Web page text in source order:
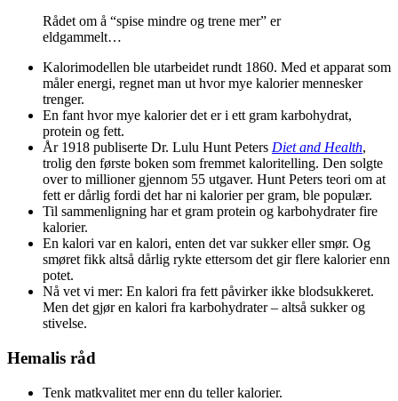
Rådet om å “spise mindre og trene mer” er
eldgammelt…
Kalorimodellen ble utarbeidet rundt 1860. Med et apparat som
måler energi, regnet man ut hvor mye kalorier mennesker
trenger.
En fant hvor mye kalorier det er i ett gram karbohydrat,
protein og fett.
År 1918 publiserte Dr. Lulu Hunt Peters Diet and Health,
trolig den første boken som fremmet kaloritelling. Den solgte
over to millioner gjennom 55 utgaver. Hunt Peters teori om at
fett er dårlig fordi det har ni kalorier per gram, ble populær.
Til sammenligning har et gram protein og karbohydrater fire
kalorier.
En kalori var en kalori, enten det var sukker eller smør. Og
smøret fikk altså dårlig rykte ettersom det gir flere kalorier enn
potet.
Nå vet vi mer: En kalori fra fett påvirker ikke blodsukkeret.
Men det gjør en kalori fra karbohydrater – altså sukker og
stivelse.
Hemalis råd
Tenk matkvalitet mer enn du teller kalorier.